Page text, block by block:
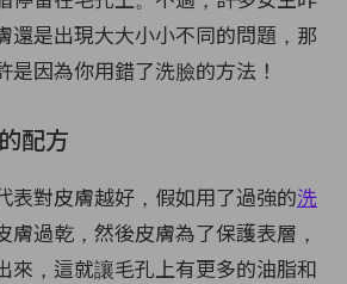
還是出現大大小小不同的問題，那
是因為你用錯了洗臉的方法！
配方
表對皮膚越好，假如用了過強的洗
膚過乾，然後皮膚為了保護表層，
來，這就讓毛孔上有更多的油脂和